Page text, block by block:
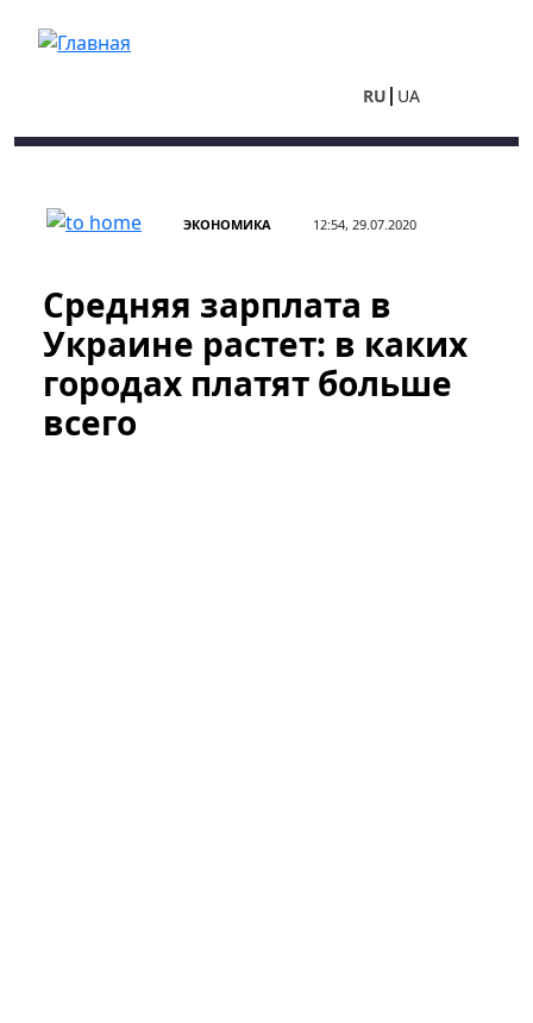
RU UA
ЭКОНОМИКА 12:54, 29.07.2020
Средняя зарплата в
Украине растет: в каких
городах платят больше
всего